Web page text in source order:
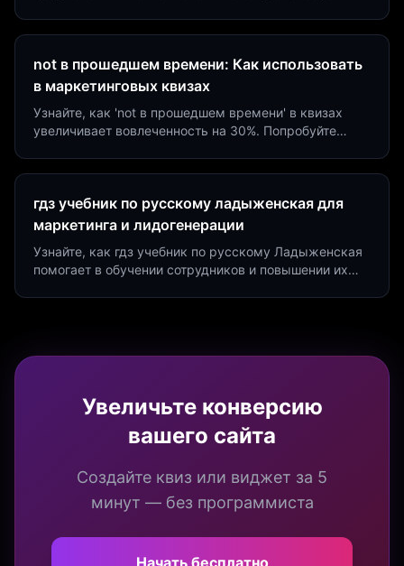
not в прошедшем времени: Как использовать
в маркетинговых квизах
Узнайте, как 'not в прошедшем времени' в квизах
увеличивает вовлеченность на 30%. Попробуйте
гдз учебник по русскому ладыженская для
маркетинга и лидогенерации
Узнайте, как гдз учебник по русскому Ладыженская
помогает в обучении сотрудников и повышении их
Увеличьте конверсию
вашего сайта
Создайте квиз или виджет за 5
минут — без программиста